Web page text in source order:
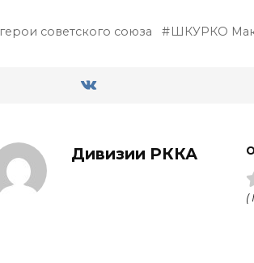
герои советского союза ШКУРКО
Дивизии РККА
(